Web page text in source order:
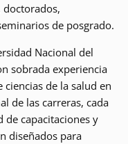
doctorados,
de posgrado.
Nacional del
sobrada experiencia
de la salud en
de las carreras, cada
capacitaciones y
diseñados para